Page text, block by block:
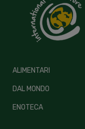
ALIMENTARI
DAL MONDO
ENOTECA